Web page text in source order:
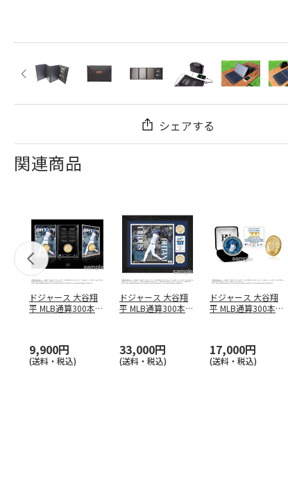
シェアする
関連商品
ドジャース 大谷翔
平 MLB通算300本塁
9,900円
(送料・税込)
ドジャース 大谷翔
平 MLB通算300本塁
33,000円
(送料・税込)
ドジャース 大谷翔
平 MLB通算300本塁
17,000円
(送料・税込)